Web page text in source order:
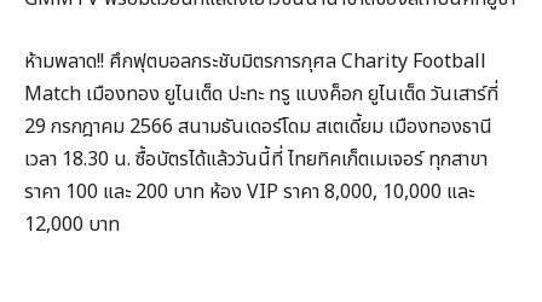
ห้ามพลาด!! ศึกฟุตบอลกระชับมิตรการกุศล Charity Football
Match เมืองทอง ยูไนเต็ด ปะทะ ทรู แบงค็อก ยูไนเต็ด วันเสาร์ที่
29 กรกฎาคม 2566 สนามธันเดอร์โดม สเตเดี้ยม เมืองทองธานี
เวลา 18.30 น. ซื้อบัตรได้แล้ววันนี้ที่ ไทยทิคเก็ตเมเจอร์ ทุกสาขา
ราคา 100 และ 200 บาท ห้อง VIP ราคา 8,000, 10,000 และ
12,000 บาท